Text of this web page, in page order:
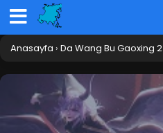
Anasayfa › Da Wang Bu Gaoxing 2